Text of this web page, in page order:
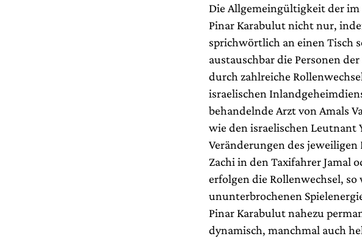
Die Allgemeingültigkeit der
Pinar Karabulut nicht nur,
sprichwörtlich an einen Tisch
austauschbar die Personen
durch zahlreiche
israelischen
behandelnde Arzt von Amals
wie den israelischen Leutnant
Veränderungen des
Zachi in den Taxifahrer Jamal
erfolgen die Rollenwechsel,
ununterbrochenen
Pinar Karabulut nahezu
dynamisch, manchmal auch